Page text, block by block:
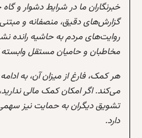
خبرنگاران ما در شرایط دشوار و
گزارش‌های دقیق، منصفانه و
روایت‌های مردم به حاشیه رانده
مخاطبان و حامیان مستقل
هر کمک، فارغ از میزان آن، به
می‌کند. اگر امکان کمک مالی
تشویق دیگران به حمایت نیز
دارد.